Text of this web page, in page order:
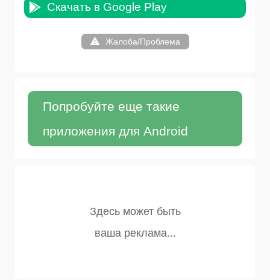
Скачать в Google Play
Жалоба/Проблема
Попробуйте еще такие
приложения для Android